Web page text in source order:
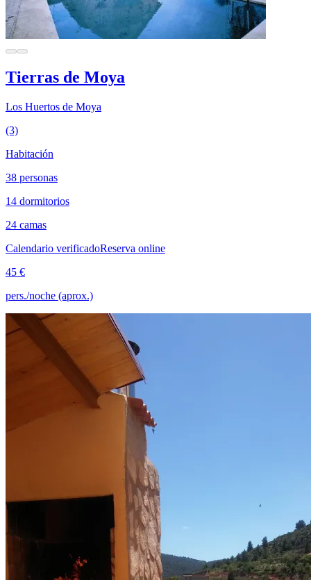
Tierras de Moya
Los Huertos de Moya
(3)
Habitación
38 personas
14 dormitorios
24 camas
Calendario verificadoReserva online
45 €
pers./noche (aprox.)